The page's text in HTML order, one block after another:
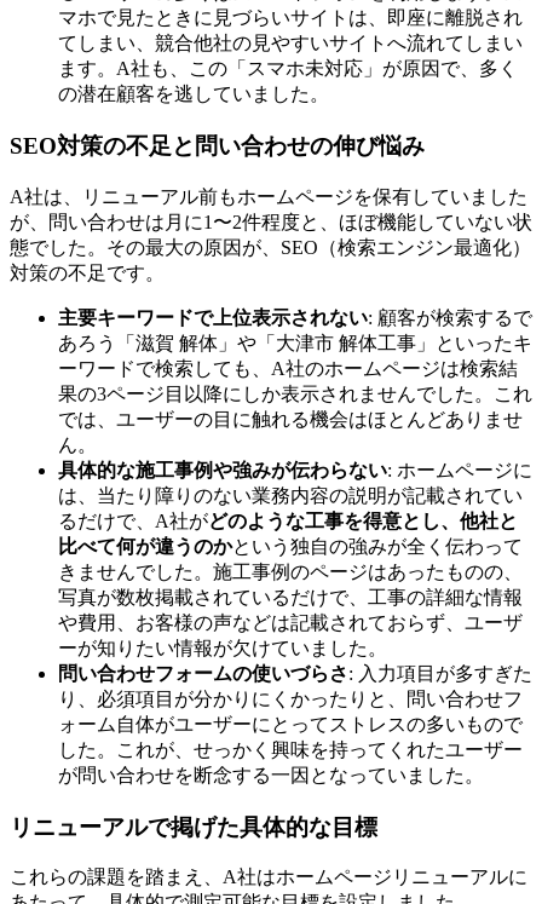
マホで見たときに見づらいサイトは、即座に離脱され
てしまい、競合他社の見やすいサイトへ流れてしまい
ます。A社も、この「スマホ未対応」が原因で、多く
の潜在顧客を逃していました。
SEO対策の不足と問い合わせの伸び悩み
A社は、リニューアル前もホームページを保有していました
が、問い合わせは月に1〜2件程度と、ほぼ機能していない状
態でした。その最大の原因が、SEO（検索エンジン最適化）
対策の不足です。
主要キーワードで上位表示されない: 顧客が検索するで
あろう「滋賀 解体」や「大津市 解体工事」といったキ
ーワードで検索しても、A社のホームページは検索結
果の3ページ目以降にしか表示されませんでした。これ
では、ユーザーの目に触れる機会はほとんどありませ
ん。
具体的な施工事例や強みが伝わらない: ホームページに
は、当たり障りのない業務内容の説明が記載されてい
るだけで、A社がどのような工事を得意とし、他社と
比べて何が違うのかという独自の強みが全く伝わって
きませんでした。施工事例のページはあったものの、
写真が数枚掲載されているだけで、工事の詳細な情報
や費用、お客様の声などは記載されておらず、ユーザ
ーが知りたい情報が欠けていました。
問い合わせフォームの使いづらさ: 入力項目が多すぎた
り、必須項目が分かりにくかったりと、問い合わせフ
ォーム自体がユーザーにとってストレスの多いもので
した。これが、せっかく興味を持ってくれたユーザー
が問い合わせを断念する一因となっていました。
リニューアルで掲げた具体的な目標
これらの課題を踏まえ、A社はホームページリニューアルに